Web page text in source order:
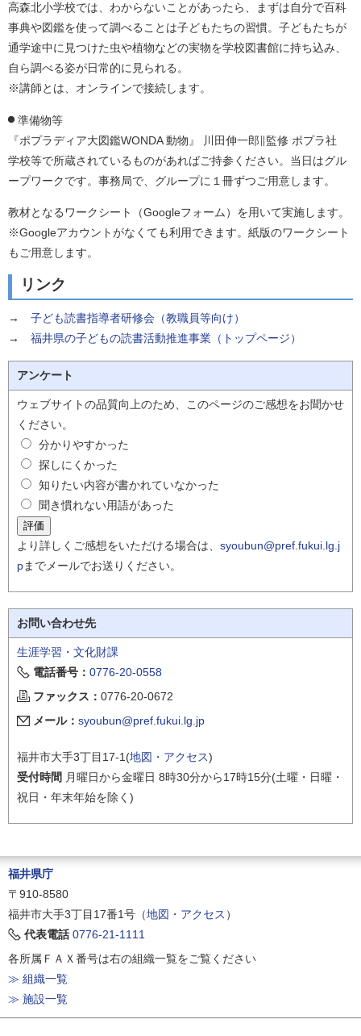
高森北小学校では、わからないことがあったら、まずは自分で百科
事典や図鑑を使って調べることは子どもたちの習慣。子どもたちが
通学途中に見つけた虫や植物などの実物を学校図書館に持ち込み、
自ら調べる姿が日常的に見られる。
※講師とは、オンラインで接続します。
準備物等
『ポプラディア大図鑑WONDA 動物』 川田伸一郎∥監修 ポプラ社
学校等で所蔵されているものがあればご持参ください。当日はグル
ープワークです。事務局で、グループに１冊ずつご用意します。
教材となるワークシート（Googleフォーム）を用いて実施します。
※Googleアカウントがなくても利用できます。紙版のワークシート
もご用意します。
リンク
→ 子ども読書指導者研修会（教職員等向け）
→ 福井県の子どもの読書活動推進事業（トップページ）
アンケート
ウェブサイトの品質向上のため、このページのご感想をお聞かせ
ください。
分かりやすかった
探しにくかった
知りたい内容が書かれていなかった
聞き慣れない用語があった
より詳しくご感想をいただける場合は、 syoubun@pref.fukui.lg.j
pまでメールでお送りください。
お問い合わせ先
生涯学習・文化財課
電話番号： 0776-20-0558
ファックス： 0776-20-0672
メール： syoubun@pref.fukui.lg.jp
福井市大手3丁目17-1(地図・アクセス)
受付時間 月曜日から金曜日 8時30分から17時15分(土曜・日曜・
祝日・年末年始を除く)
福井県庁
〒910-8580
福井市大手3丁目17番1号（地図・アクセス ）
代表電話 0776-21-1111
各所属ＦＡＸ番号は右の組織一覧をご覧ください
≫ 組織一覧
≫ 施設一覧